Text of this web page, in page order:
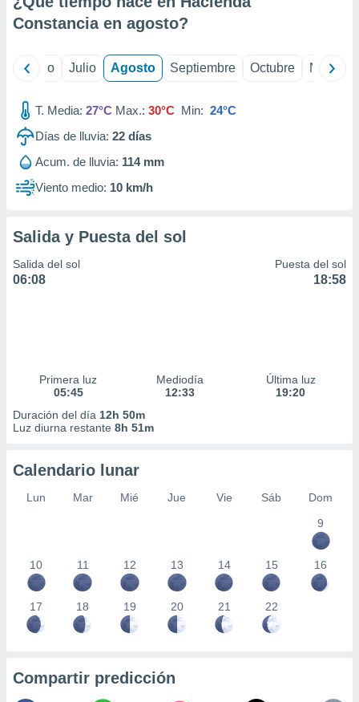
e
publicidad
publicidad
de
Constancia en agosto?
Junio Julio Agosto Septiembre Octubre
T. Media: 27°C Max.: 30°C Min: 24°C
Días de lluvia: 22 días
Acum. de lluvia: 114 mm
Viento medio: 10 km/h
Salida y Puesta del sol
Salida del sol
06:08
Puesta del sol
18:58
Primera luz
05:45
Mediodía
12:33
Última luz
19:20
Duración del día 12h 50m
Luz diurna restante 8h 51m
Calendario lunar
Lun Mar Mié Jue Vie Sáb
Dom
9
10 11 12 13 14 15 16
17 18 19 20 21 22
Compartir predicción